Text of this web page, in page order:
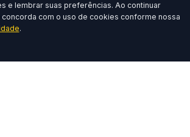
e lembrar suas preferências. Ao continuar
com o uso de cookies conforme nossa
.